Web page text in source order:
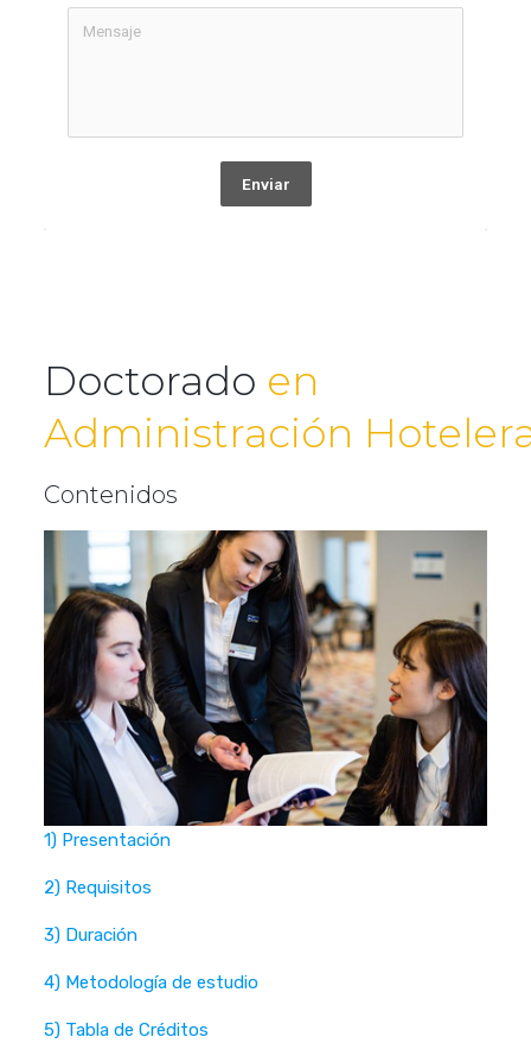
Enviar
Doctorado en
Administración
Contenidos
1) Presentación
2) Requisitos
3) Duración
4) Metodología de estudio
5) Tabla de Créditos